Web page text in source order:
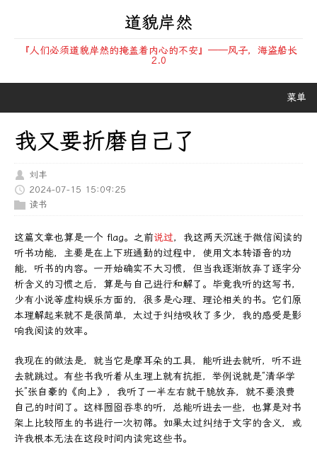
道貌岸然
『人们必须道貌岸然的掩盖着内心的不安』——风子，海盗船长
2.0
菜单
我又要折磨自己了
刘丰
2024-07-15 15:09:25
读书
这篇文章也算是一个 flag。之前说过，我这两天沉迷于微信阅读的
听书功能，主要是在上下班通勤的过程中，使用文本转语音的功
能，听书的内容。一开始确实不大习惯，但当我逐渐放弃了逐字分
析含义的习惯之后，算是与自己进行和解了。毕竟我听的这写书，
少有小说等虚构娱乐方面的，很多是心理、理论相关的书。它们原
本理解起来就不是很简单，太过于纠结吸收了多少，我的感受是影
响我阅读的效率。
我现在的做法是，就当它是摩耳朵的工具，能听进去就听，听不进
去就跳过。有些书我听着从生理上就有抗拒，举例说就是“清华学
长”张自豪的《向上》，我听了一半左右就干脆放弃，就不要浪费
自己的时间了。这样囫囵吞枣的听，总能听进去一些，也算是对书
架上比较陌生的书进行一次初筛。如果太过纠结于文字的含义，或
许我根本无法在这段时间内读完这些书。